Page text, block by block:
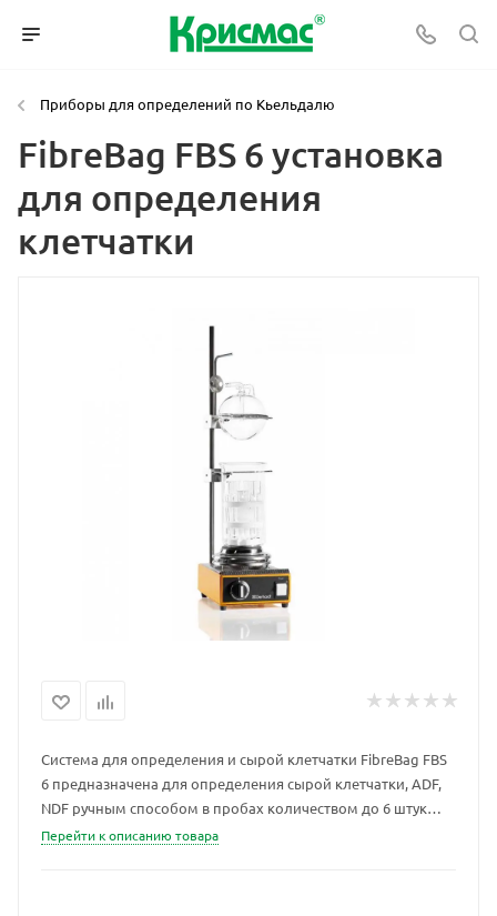
Приборы для определений по Кьельдалю
FibreBag FBS 6 установка
для определения
клетчатки
Система для определения и сырой клетчатки FibreBag FBS
6 предназначена для определения сырой клетчатки, ADF,
NDF ручным способом в пробах количеством до 6 штук
одновременно.
Перейти к описанию товара